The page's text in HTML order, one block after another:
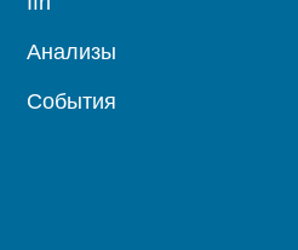
Анализы
События